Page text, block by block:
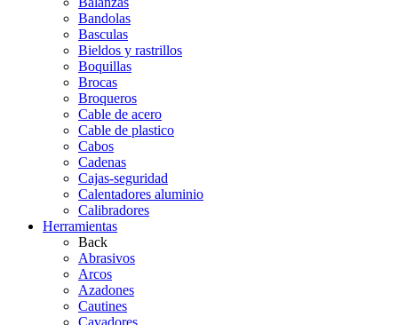
Bandolas
Basculas
Bieldos y rastrillos
Boquillas
Brocas
Broqueros
Cable de acero
Cable de plastico
Cabos
Cadenas
Cajas-seguridad
Calentadores aluminio
Calibradores
Herramientas
Back
Abrasivos
Arcos
Azadones
Cautines
Cavadores